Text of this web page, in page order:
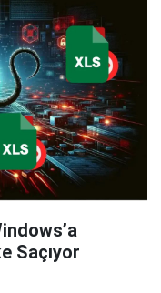
Saçıyor